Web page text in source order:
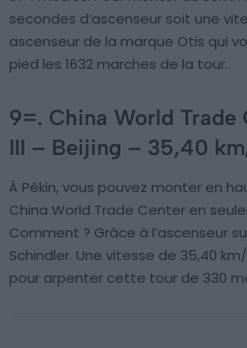
secondes d’ascenseur soit une
ascenseur de la marque Otis qui
pied les 1632 marches de la tour.
9=. China World Trade
III – Beijing – 35,40
À Pékin, vous pouvez monter en
China World Trade Center en
Comment ? Grâce à l’ascenseur
Schindler. Une vitesse de 35,40
pour arpenter cette tour de 330